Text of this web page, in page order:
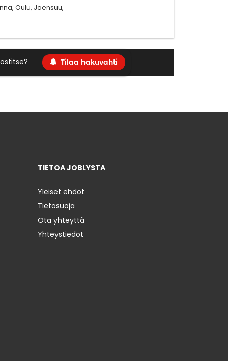
Oulu, Joensuu,
Tilaa hakuvahti
TIETOA JOBLYSTA
Yleiset ehdot
Tietosuoja
Ota yhteyttä
Yhteystiedot